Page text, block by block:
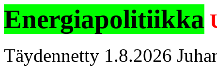
Energiapolitiikka
Täydennetty 1.8.2026